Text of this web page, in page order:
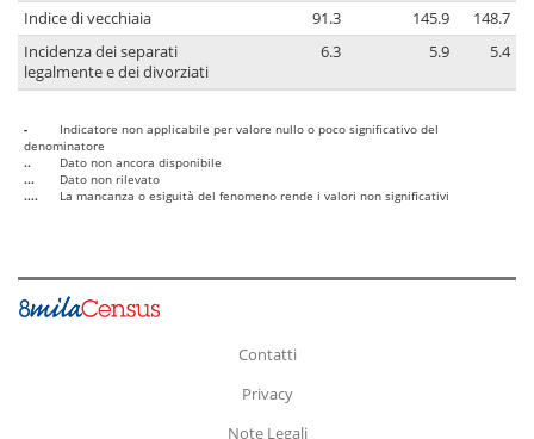
Indice di vecchiaia
91.3 145.9
148.7
Incidenza dei separati
legalmente e dei divorziati
6.3 5.9 5.4
-
Indicatore non applicabile per valore nullo o poco significativo del
denominatore
..
Dato non ancora disponibile
...
Dato non rilevato
....
La mancanza o esiguità del fenomeno rende i valori non significativi
Contatti
Privacy
Note Legali